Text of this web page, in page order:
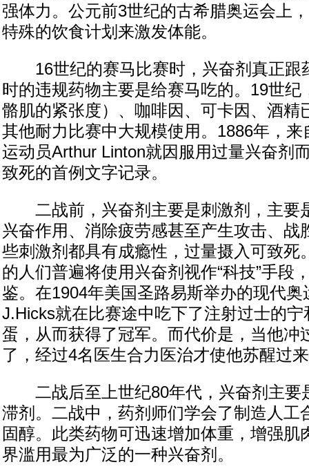
强体力。公元前3世纪的古希腊奥运会上
特殊的饮食计划来激发体能。
16世纪的赛马比赛时，兴奋剂真正跟
时的违规药物主要是给赛马吃的。19世纪
骼肌的紧张度）、咖啡因、可卡因、酒精
其他耐力比赛中大规模使用。1886年，
运动员Arthur Linton就因服用过量兴奋剂
致死的首例文字记录。
二战前，兴奋剂主要是刺激剂，主要
兴奋作用、消除疲劳感甚至产生攻击、战
些刺激剂都具有成瘾性，过量摄入可致死
的人们普遍将使用兴奋剂视作“科技”手段
鉴。在1904年美国圣路易斯举办的现代奥
J.Hicks就在比赛途中吃下了注射过士的
蛋，从而获得了冠军。而代价是，当他冲
了，经过4名医生合力医治才使他苏醒过
二战后至上世纪80年代，兴奋剂主要
滞剂。二战中，药剂师们学会了制造人工
固醇。此类药物可迅速增加体重，增强肌
界滥用最为广泛的一种兴奋剂。